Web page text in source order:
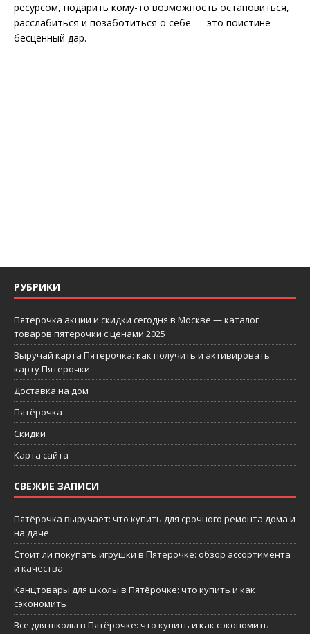
ресурсом, подарить кому-то возможность остановиться,
расслабиться и позаботиться о себе — это поистине
бесценный дар.
РУБРИКИ
Пятерочка акции и скидки сегодня в Москве — каталог
товаров пятерочки с ценами 2025
Выручай карта Пятерочка: как получить и активировать
карту Пятерочки
Доставка на дом
Пятёрочка
Скидки
Карта сайта
СВЕЖИЕ ЗАПИСИ
Пятёрочка выручает: что купить для срочного ремонта дома и
на даче
Стоит ли покупать игрушки в Пятерочке: обзор ассортимента
и качества
Канцтовары для школы в Пятёрочке: что купить и как
сэкономить
Все для школы в Пятёрочке: что купить и как сэкономить